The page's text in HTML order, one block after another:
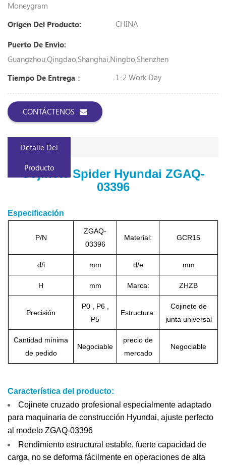
Moneygram
Origen Del Producto:
CHINA
Puerto De Envío:
Guangzhou,Qingdao,Shanghai,Ningbo,Shenzhen
Tiempo De Entrega：
1-2 Work Day
CONTÁCTENOS
Detalle Del
Producto
Cojinete Spider Hyundai ZGAQ-
03396
Especificación
P/N
ZGAQ-
03396
Material: GCR15
d/i mm d/e mm
H mm Marca: ZHZB
Precisión
P0 , P6 ,
P5
Estructura:
Cojinete de
junta universal
Cantidad mínima
de pedido
Negociable
precio de
mercado
Negociable
Característica del producto:
Cojinete cruzado profesional especialmente adaptado
para maquinaria de construcción Hyundai, ajuste perfecto
al modelo ZGAQ-03396
Rendimiento estructural estable, fuerte capacidad de
carga, no se deforma fácilmente en operaciones de alta